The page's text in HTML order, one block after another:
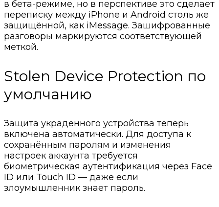
в бета-режиме, но в перспективе это сделает
переписку между iPhone и Android столь же
защищённой, как iMessage. Зашифрованные
разговоры маркируются соответствующей
меткой.
Stolen Device Protection по
умолчанию
Защита украденного устройства теперь
включена автоматически. Для доступа к
сохранённым паролям и изменения
настроек аккаунта требуется
биометрическая аутентификация через Face
ID или Touch ID — даже если
злоумышленник знает пароль.